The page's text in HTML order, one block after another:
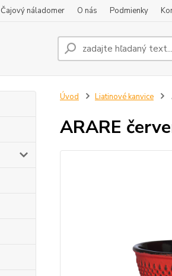
Čajový náladomer O nás Podmienky
Úvod Liatinové kanvice
ARARE